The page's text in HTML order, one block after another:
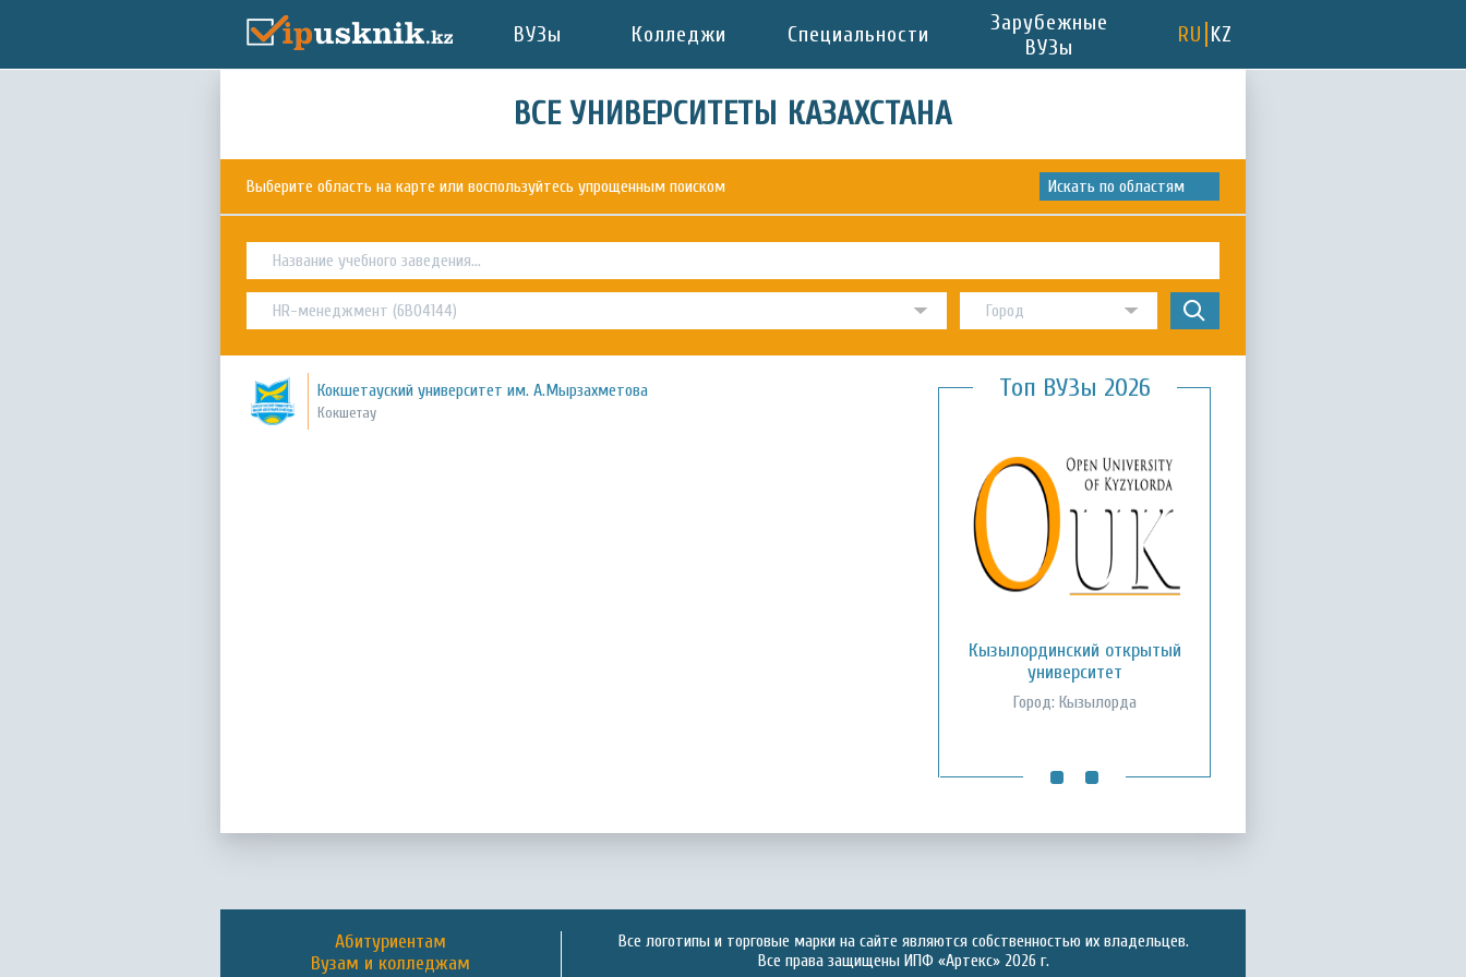
ВУЗы Колледжи Специальности
Зарубежные
ВУЗы
RU KZ
ВСЕ УНИВЕРСИТЕТЫ КАЗАХСТАНА
Выберите область на карте или воспользуйтесь упрощенным поиском Искать по областям
Кокшетауский университет им. А.Мырзахметова
Кокшетау
Топ ВУЗы 2026
Международный казахско-
турецкий университет им.
Х.А. Ясави
Кызылординский открытый
университет
Город: Кызылорда
Абитуриентам
Вузам и колледжам
Все логотипы и торговые марки на сайте являются собственностью их владельцев.
Все права защищены ИПФ «Артекс» 2026 г.